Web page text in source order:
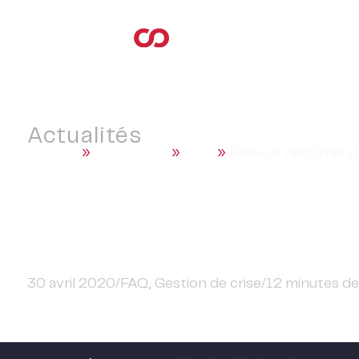
Actualités
» » »
30 avril 2020/ FAQ, Gestion de crise/12 minutes